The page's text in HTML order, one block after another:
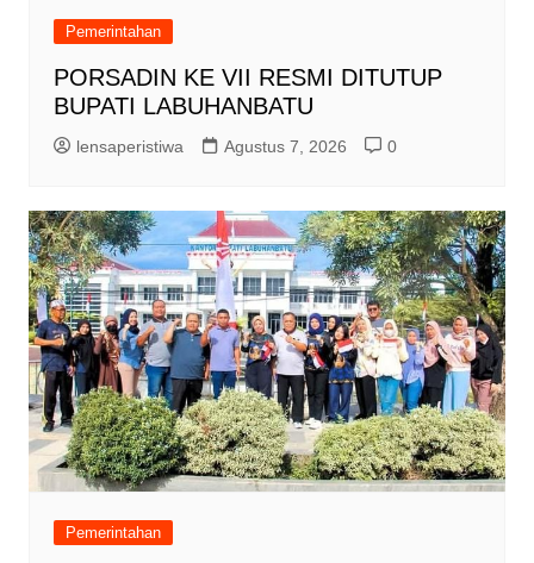
Pemerintahan
PORSADIN KE VII RESMI DITUTUP
BUPATI LABUHANBATU
lensaperistiwa Agustus 7, 2026 0
Pemerintahan